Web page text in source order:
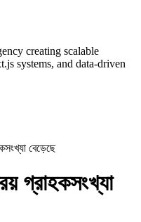
creating scalable
systems, and data-driven
বেড়েছে
গ্রাহকসংখ্যা